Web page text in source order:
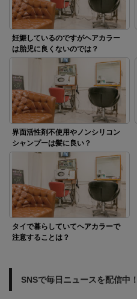
妊娠しているのですがヘアカラー
は胎児に良くないのでは？
界面活性剤不使用やノンシリコン
シャンプーは髪に良い？
タイで暮らしていてヘアカラーで
注意することは？
SNSで毎日ニュースを配信中！